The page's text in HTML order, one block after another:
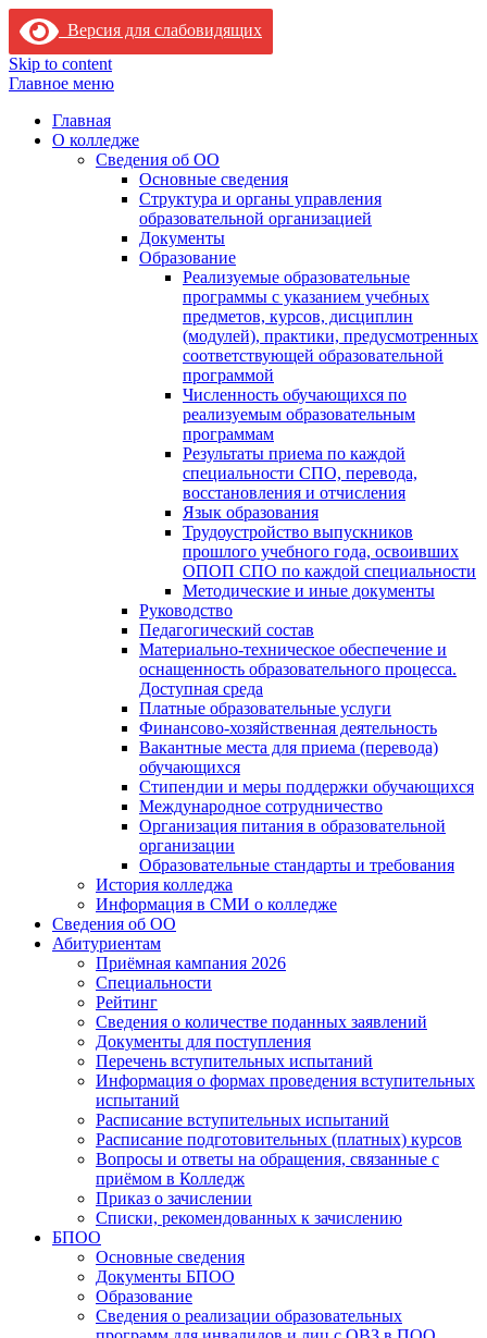
Версия для слабовидящих
Skip to content
Главное меню
Главная
О колледже
Сведения об ОО
Основные сведения
Структура и органы управления
образовательной организацией
Документы
Образование
Реализуемые образовательные
программы с указанием учебных
предметов, курсов, дисциплин
(модулей), практики, предусмотренных
соответствующей образовательной
программой
Численность обучающихся по
реализуемым образовательным
программам
Результаты приема по каждой
специальности СПО, перевода,
восстановления и отчисления
Язык образования
Трудоустройство выпускников
прошлого учебного года, освоивших
ОПОП СПО по каждой специальности
Методические и иные документы
Руководство
Педагогический состав
Материально-техническое обеспечение и
оснащенность образовательного процесса.
Доступная среда
Платные образовательные услуги
Финансово-хозяйственная деятельность
Вакантные места для приема (перевода)
обучающихся
Стипендии и меры поддержки обучающихся
Международное сотрудничество
Организация питания в образовательной
организации
Образовательные стандарты и требования
История колледжа
Информация в СМИ о колледже
Сведения об ОО
Абитуриентам
Приёмная кампания 2026
Специальности
Рейтинг
Сведения о количестве поданных заявлений
Документы для поступления
Перечень вступительных испытаний
Информация о формах проведения вступительных
испытаний
Расписание вступительных испытаний
Расписание подготовительных (платных) курсов
Вопросы и ответы на обращения, связанные с
приёмом в Колледж
Приказ о зачислении
Списки, рекомендованных к зачислению
БПОО
Основные сведения
Документы БПОО
Образование
Сведения о реализации образовательных